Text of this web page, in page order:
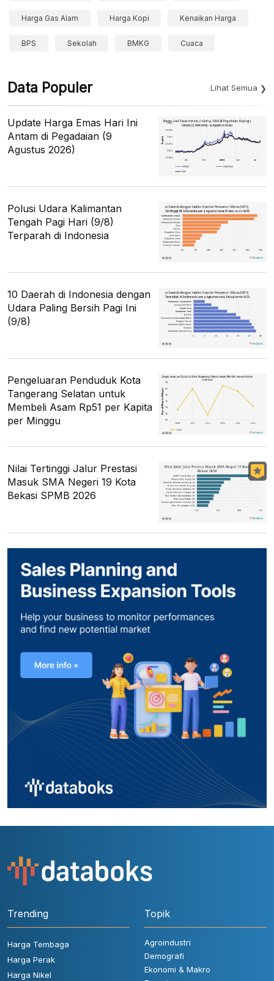
Harga Gas Alam Harga Kopi Kenaikan Harga
BPS Sekolah BMKG Cuaca
Data Populer Lihat Semua
Update Harga Emas Hari Ini
Antam di Pegadaian (9
Agustus 2026)
Polusi Udara Kalimantan
Tengah Pagi Hari (9/8)
Terparah di Indonesia
10 Daerah di Indonesia dengan
Udara Paling Bersih Pagi Ini
(9/8)
Pengeluaran Penduduk Kota
Tangerang Selatan untuk
Membeli Asam Rp51 per Kapita
per Minggu
Nilai Tertinggi Jalur Prestasi
Masuk SMA Negeri 19 Kota
Bekasi SPMB 2026
Trending
Harga Tembaga
Harga Perak
Harga Nikel
Topik
Agroindustri
Demografi
Ekonomi & Makro